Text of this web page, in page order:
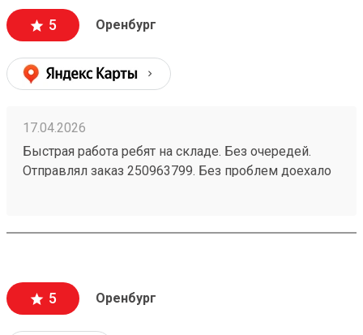
5 Оренбург
17.04.2026
Быстрая работа ребят на складе. Без очередей.
Отправлял заказ 250963799. Без проблем доехало
5 Оренбург